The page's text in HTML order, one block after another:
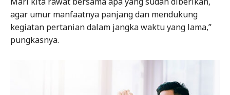
agar umur manfaatnya panjang dan mendukung
kegiatan pertanian dalam jangka waktu yang lama,”
pungkasnya.